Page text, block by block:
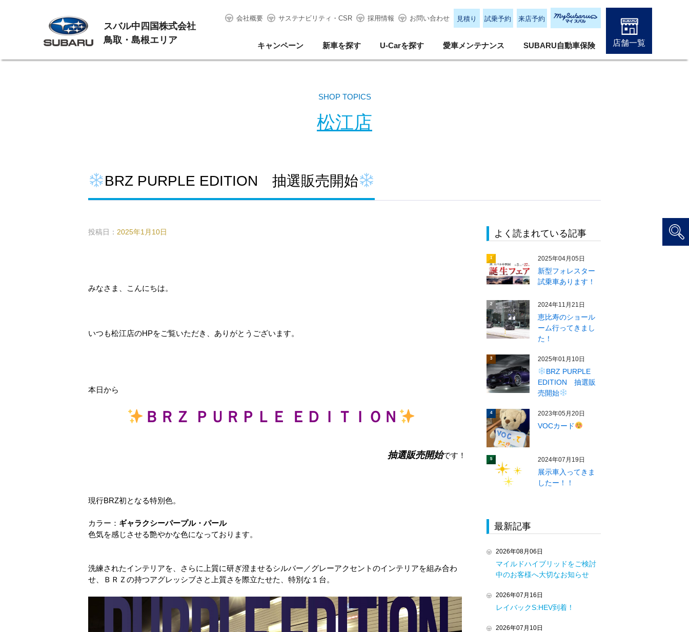
スバル中四国株式会社
鳥取・島根エリア
会社概要 サステナビリティ・CSR 採用情報 お問い合わせ 見積り 試乗予約 来店予約
キャンペーン 新車を探す U-Carを探す 愛車メンテナンス SUBARU自動車保険 店舗一覧
SHOP TOPICS
松江店
BRZ PURPLE EDITION 抽選販売開始
投稿日： 2025年1月10日
みなさま、こんにちは。
いつも松江店のHPをご覧いただき、ありがとうございます。
本日から
ＢＲＺ ＰＵＲＰＬＥ ＥＤＩＴＩＯＮ
抽選販売開始です！
現行BRZ初となる特別色。
カラー： ギャラクシーパープル・パール
色気を感じさせる艶やかな色になっております。
洗練されたインテリアを、さらに上質に研ぎ澄ませるシルバー／グレーアクセントのインテリアを組み合わ
せ、ＢＲＺの持つアグレッシブさと上質さを際立たせた、特別な１台。
よく読まれている記事
1 2025年04月05日
新型フォレスター
試乗車あります！
2 2024年11月21日
恵比寿のショール
ーム行ってきまし
た！
3 2025年01月10日
BRZ PURPLE
EDITION 抽選販
売開始
4 2023年05月20日
VOCカード
5 2024年07月19日
展示車入ってきま
したー！！
最新記事
2026年08月06日
マイルドハイブリッドをご検討
中のお客様へ大切なお知らせ
2026年07月16日
レイバックS:HEV到着！
2026年07月10日